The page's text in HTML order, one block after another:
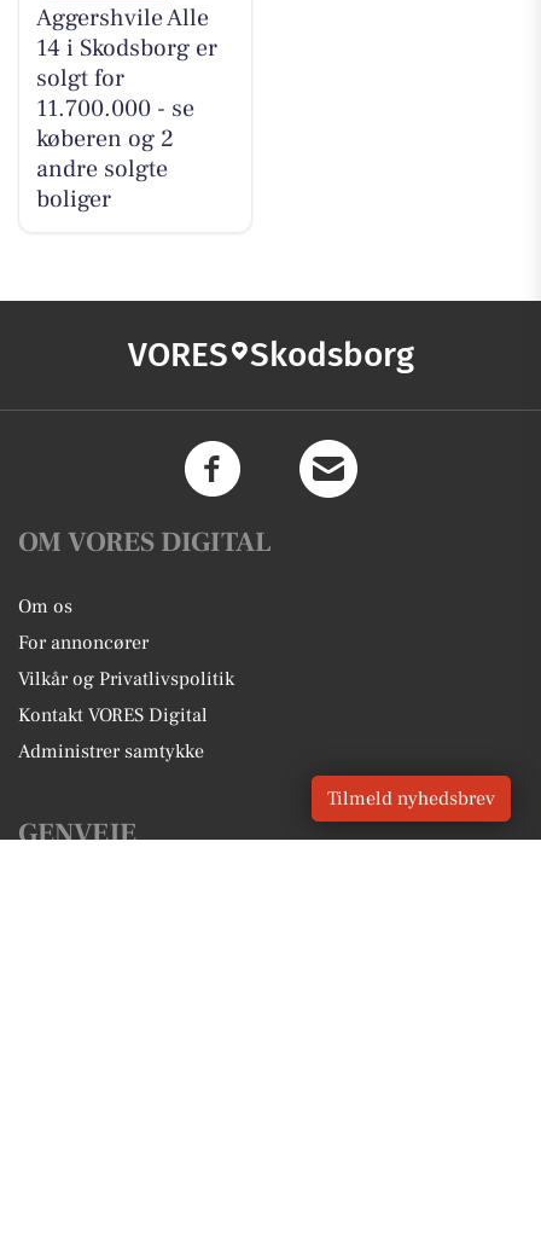
Aggershvile Alle
14 i Skodsborg er
solgt for
11.700.000 - se
køberen og 2
andre solgte
boliger
VORES Skodsborg
OM VORES DIGITAL
Om os
For annoncører
Vilkår og Privatlivspolitik
Kontakt VORES Digital
Administrer samtykke
GENVEJE
Tilmeld nyhedsbrev